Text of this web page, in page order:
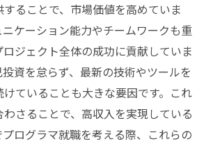
ることで、市場価値を高めていま
ケーション能力やチームワークも重
ジェクト全体の成功に貢献していま
資を怠らず、最新の技術やツールを
ていることも大きな要因です。これ
さることで、高収入を実現している
ログラマ就職を考える際、これらの